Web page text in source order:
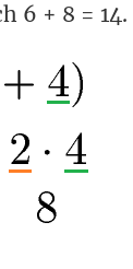
6 + 8 = 14.